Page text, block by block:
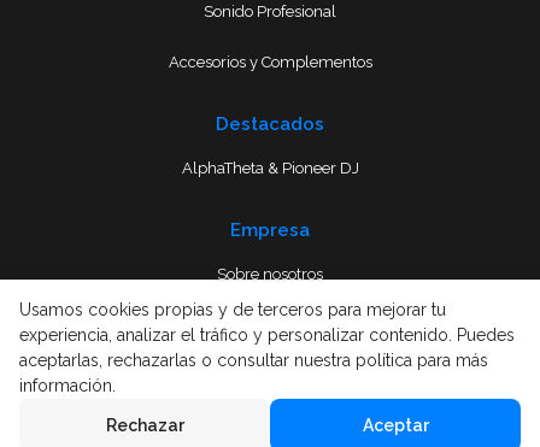
Sonido Profesional
Accesorios y Complementos
Destacados
AlphaTheta & Pioneer DJ
Empresa
Sobre nosotros
Usamos cookies propias y de terceros para mejorar tu
experiencia, analizar el tráfico y personalizar contenido. Puedes
aceptarlas, rechazarlas o consultar nuestra política para más
información.
Rechazar Aceptar